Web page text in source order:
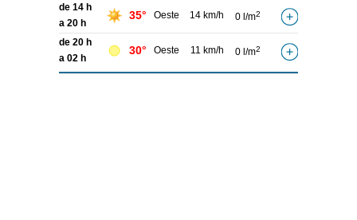
de 14 h
a 20 h
35° Oeste 14 km/h 0 l/m2
de 20 h
a 02 h
30° Oeste 11 km/h 0 l/m2